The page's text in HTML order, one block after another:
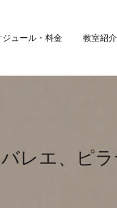
ジュール・料金 教室紹介
レエ、ピラ